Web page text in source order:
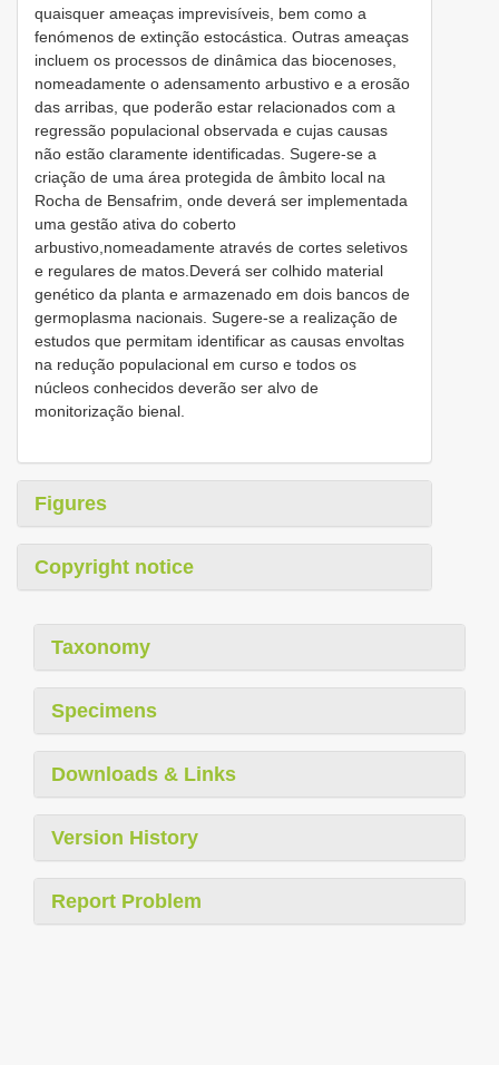
quaisquer ameaças imprevisíveis, bem como a
fenómenos de extinção estocástica. Outras ameaças
incluem os processos de dinâmica das biocenoses,
nomeadamente o adensamento arbustivo e a erosão
das arribas, que poderão estar relacionados com a
regressão populacional observada e cujas causas
não estão claramente identificadas. Sugere-se a
criação de uma área protegida de âmbito local na
Rocha de Bensafrim, onde deverá ser implementada
uma gestão ativa do coberto
arbustivo,nomeadamente através de cortes seletivos
e regulares de matos.Deverá ser colhido material
genético da planta e armazenado em dois bancos de
germoplasma nacionais. Sugere-se a realização de
estudos que permitam identificar as causas envoltas
na redução populacional em curso e todos os
núcleos conhecidos deverão ser alvo de
monitorização bienal.
Figures
Copyright notice
Taxonomy
Specimens
Downloads & Links
Version History
Report Problem